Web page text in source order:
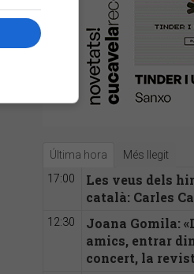
Última hora Més llegit
17:00
Les veus dels
català: Carles
12:30
Joana Gomila:
amics, entrar
concert, la